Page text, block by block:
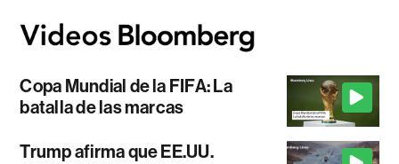
Copa Mundial de la FIFA: La
batalla de las marcas
Trump afirma que EE.UU.